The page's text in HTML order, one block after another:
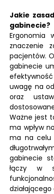
Jakie
gabinecie?
Ergonomia
znaczenie
pacjentów.
gabinecie
uwagę na
oraz
Ważne jest
ma wpływ
ma na celu
gabinecie
łączy w